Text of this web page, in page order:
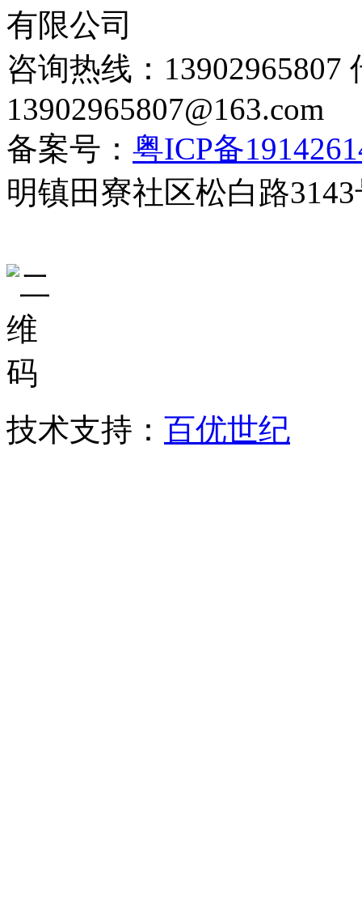
有限公司
咨询热线：13902965807
13902965807@163.com
备案号： 粤ICP备
明镇田寮社区松白路
技术支持： 百优世纪